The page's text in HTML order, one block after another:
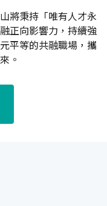
將秉持「唯有人才永
正向影響力，持續強
平等的共融職場，攜
。